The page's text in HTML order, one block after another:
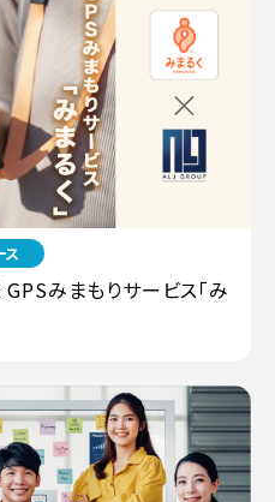
ス
みまもりサービス「み